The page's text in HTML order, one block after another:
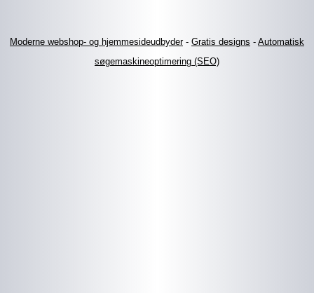
Moderne webshop- og hjemmesideudbyder- Gratis designs - Automatisk
søgemaskineoptimering (SEO)